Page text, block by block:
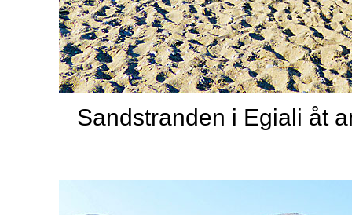
Sandstranden i Egiali åt